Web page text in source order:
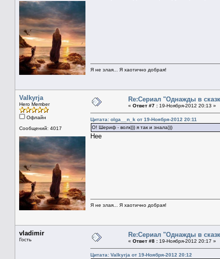
Я не злая... Я хаотично добрая!
Valkyrja
Hero Member
Офлайн
Сообщений: 4017
Re:Сериал "Однажды в
« Ответ #7 : 19-Ноября-2012 20:13 »
Цитата: оlga__n_k от 19-Ноября-2012 20:11
О! Шериф - волк))) я так и знала)))
Нее
Я не злая... Я хаотично добрая!
vladimir
Гость
Re:Сериал "Однажды в
« Ответ #8 : 19-Ноября-2012 20:17 »
Цитата: Valkyrja от 19-Ноября-2012 20:12